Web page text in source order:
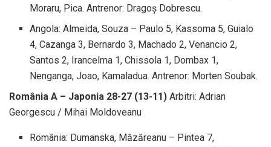
Moraru, Pica. Antrenor: Dragoș Dobrescu.
Angola: Almeida, Souza – Paulo 5, Kassoma 5, Guialo
4, Cazanga 3, Bernardo 3, Machado 2, Venancio 2,
Santos 2, Irancelma 1, Chissola 1, Dombax 1,
Nenganga, Joao, Kamaladua. Antrenor: Morten Soubak.
România A – Japonia 28-27 (13-11) Arbitri: Adrian
Georgescu / Mihai Moldoveanu
România: Dumanska, Măzăreanu – Pintea 7,